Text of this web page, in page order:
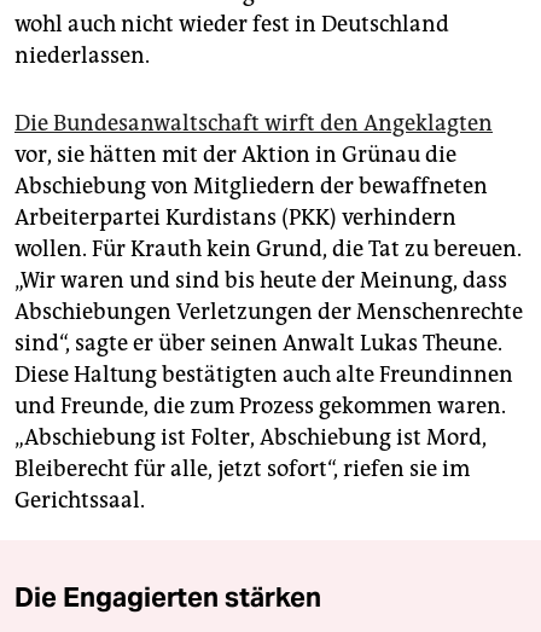
wohl auch nicht wieder fest in Deutschland
niederlassen.
Die Bundesanwaltschaft wirft den Angeklagten
vor, sie hätten mit der Aktion in Grünau die
Abschiebung von Mitgliedern der bewaffneten
Arbeiterpartei Kurdistans (PKK) verhindern
wollen. Für Krauth kein Grund, die Tat zu bereuen.
„Wir waren und sind bis heute der Meinung, dass
Abschiebungen Verletzungen der Menschenrechte
sind“, sagte er über seinen Anwalt Lukas Theune.
Diese Haltung bestätigten auch alte Freundinnen
und Freunde, die zum Prozess gekommen waren.
„Abschiebung ist Folter, Abschiebung ist Mord,
Bleiberecht für alle, jetzt sofort“, riefen sie im
Gerichtssaal.
Die Engagierten stärken